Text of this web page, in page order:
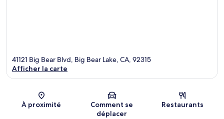
Carte
41121 Big Bear Blvd, Big Bear Lake, CA, 92315
Afficher la carte
À proximité
Comment se
déplacer
Restaurants